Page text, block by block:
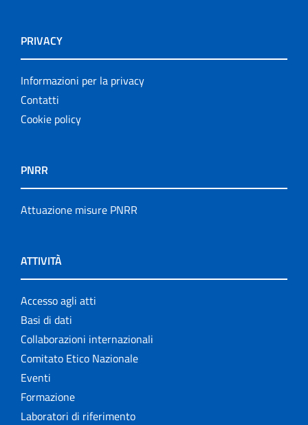
PRIVACY
Informazioni per la privacy
Contatti
Cookie policy
PNRR
Attuazione misure PNRR
ATTIVITÀ
Accesso agli atti
Basi di dati
Collaborazioni internazionali
Comitato Etico Nazionale
Eventi
Formazione
Laboratori di riferimento